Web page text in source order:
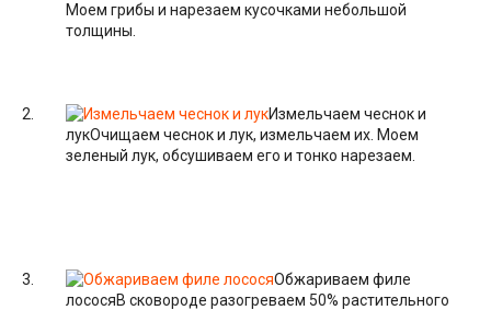
Моем грибы и нарезаем кусочками небольшой
толщины.
Измельчаем чеснок и
лукОчищаем чеснок и лук, измельчаем их. Моем
зеленый лук, обсушиваем его и тонко нарезаем.
Обжариваем филе
лососяВ сковороде разогреваем 50% растительного